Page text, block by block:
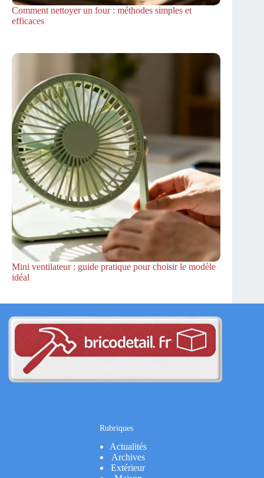
Comment nettoyer un four : méthodes simples et
efficaces
Mini ventilateur : guide pratique pour choisir le modèle
idéal
Rubriques
Actualités
Archives
Extérieur